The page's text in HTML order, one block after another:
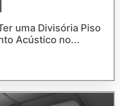
uma Divisória Piso
Acústico no...